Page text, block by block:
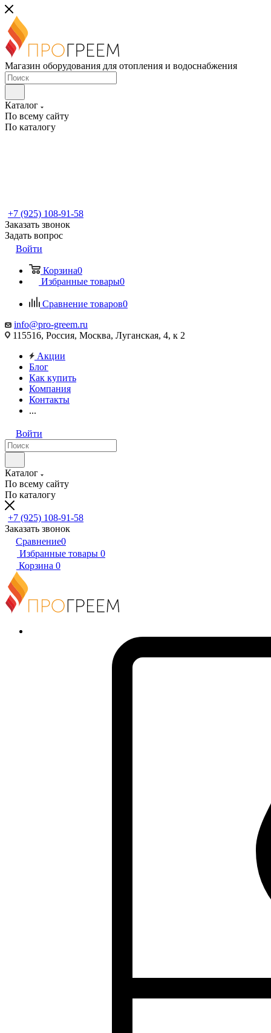
Магазин оборудования для отопления и водоснабжения
Каталог
По всему сайту
По каталогу
+7 (925) 108-91-58
Заказать звонок
Задать вопрос
Войти
Корзина0
Избранные товары0
Сравнение товаров0
info@pro-greem.ru
115516, Россия, Москва, Луганская, 4, к 2
Акции
Блог
Как купить
Компания
Контакты
...
Войти
Каталог
По всему сайту
По каталогу
+7 (925) 108-91-58
Заказать звонок
Сравнение0
Избранные товары 0
Корзина 0